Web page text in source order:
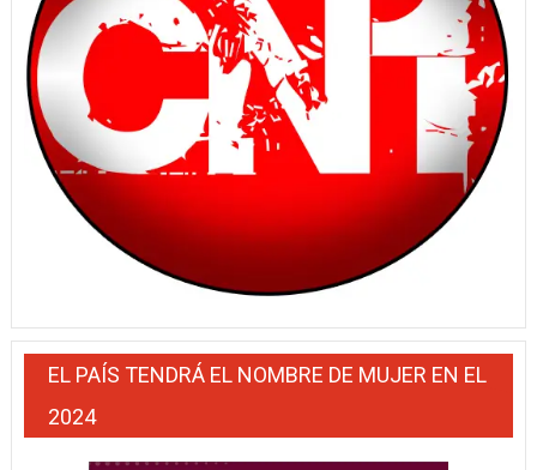
EL PAÍS TENDRÁ EL NOMBRE DE MUJER EN EL
2024